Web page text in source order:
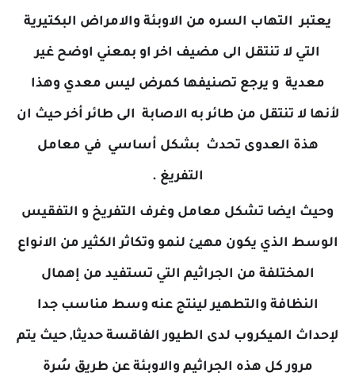
يعتبر التهاب السره من الاوبئة والامراض البكتيرية
التي لا تنتقل الى مضيف اخر او بمعني اوضح غير
معدية و يرجع تصنيفها كمرض ليس معدي وهذا
لأنها لا تنتقل من طائر به الاصابة الى طائر أخر حيث ان
هذة العدوى تحدث بشكل أساسي في معامل
التفريغ .
وحيث ايضا تشكل معامل وغرف التفريخ و التفقيس
الوسط الذي يكون مهيئ لنمو وتكاثر الكثير من الانواع
المختلفة من الجراثيم التي تستفيد من إهمال
النظافة والتطهير لينتج عنه وسط مناسب جدا
لإحداث الميكروب لدى الطيور الفاقسة حديثا, حيث يتم
مرور كل هذه الجراثيم والاوبئة عن طريق سُرة